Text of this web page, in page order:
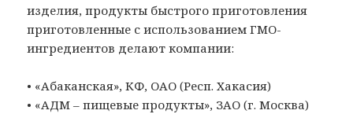
изделия, продукты быстрого приготовления
приготовленные с использованием ГМО-
ингредиентов делают компании:
• «Абаканская», КФ, ОАО (Респ. Хакасия)
• «АДМ – пищевые продукты», ЗАО (г. Москва)